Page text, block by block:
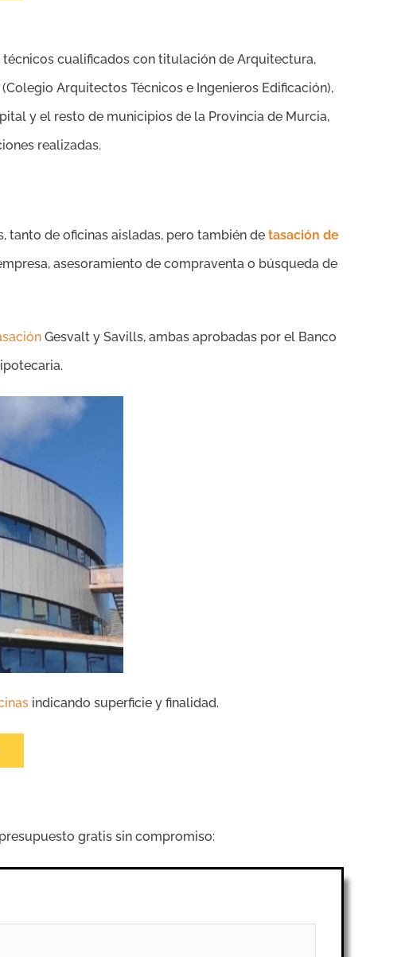
cualificados con titulación de Arquitectura,
Arquitectos Técnicos e Ingenieros Edificación),
y el resto de municipios de la Provincia de Murcia,
realizadas.
tanto de oficinas aisladas, pero también de tasación de
asesoramiento de compraventa o búsqueda de
Gesvalt y Savills, ambas aprobadas por el Banco
indicando superficie y finalidad.
gratis sin compromiso: